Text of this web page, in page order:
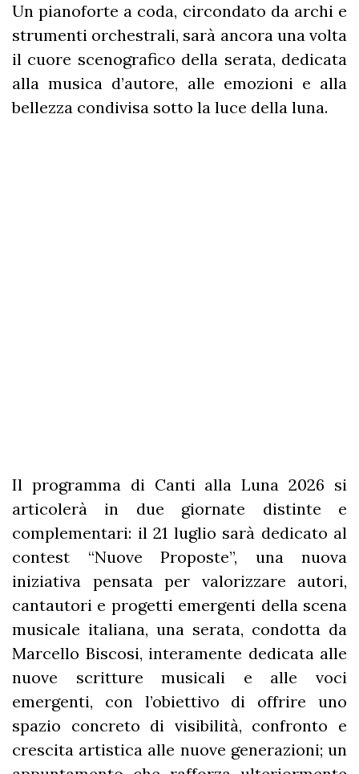
Un pianoforte a coda, circondato da archi e
strumenti orchestrali, sarà ancora una volta
il cuore scenografico della serata, dedicata
alla musica d’autore, alle emozioni e alla
bellezza condivisa sotto la luce della luna.
Il programma di Canti alla Luna 2026 si
articolerà in due giornate distinte e
complementari: il 21 luglio sarà dedicato al
contest “Nuove Proposte”, una nuova
iniziativa pensata per valorizzare autori,
cantautori e progetti emergenti della scena
musicale italiana, una serata, condotta da
Marcello Biscosi, interamente dedicata alle
nuove scritture musicali e alle voci
emergenti, con l’obiettivo di offrire uno
spazio concreto di visibilità, confronto e
crescita artistica alle nuove generazioni; un